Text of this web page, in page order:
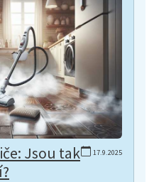
17.9.2025
Jsou tak